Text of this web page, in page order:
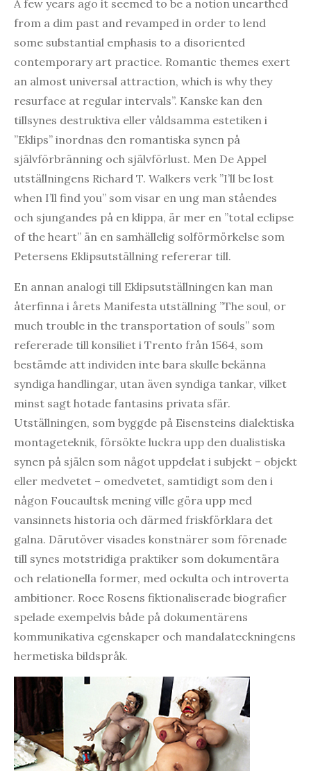
A few years ago it seemed to be a notion unearthed
from a dim past and revamped in order to lend
some substantial emphasis to a disoriented
contemporary art practice. Romantic themes exert
an almost universal attraction, which is why they
resurface at regular intervals”. Kanske kan den
tillsynes destruktiva eller våldsamma estetiken i
”Eklips” inordnas den romantiska synen på
självförbränning och självförlust. Men De Appel
utställningens Richard T. Walkers verk ”I’ll be lost
when I’ll find you” som visar en ung man ståendes
och sjungandes på en klippa, är mer en ”total eclipse
of the heart” än en samhällelig solförmörkelse som
Petersens Eklipsutställning refererar till.
En annan analogi till Eklipsutställningen kan man
återfinna i årets Manifesta utställning ”The soul, or
much trouble in the transportation of souls” som
refererade till konsiliet i Trento från 1564, som
bestämde att individen inte bara skulle bekänna
syndiga handlingar, utan även syndiga tankar, vilket
minst sagt hotade fantasins privata sfär.
Utställningen, som byggde på Eisensteins dialektiska
montageteknik, försökte luckra upp den dualistiska
synen på själen som något uppdelat i subjekt – objekt
eller medvetet – omedvetet, samtidigt som den i
någon Foucaultsk mening ville göra upp med
vansinnets historia och därmed friskförklara det
galna. Därutöver visades konstnärer som förenade
till synes motstridiga praktiker som dokumentära
och relationella former, med ockulta och introverta
ambitioner. Roee Rosens fiktionaliserade biografier
spelade exempelvis både på dokumentärens
kommunikativa egenskaper och mandalateckningens
hermetiska bildspråk.